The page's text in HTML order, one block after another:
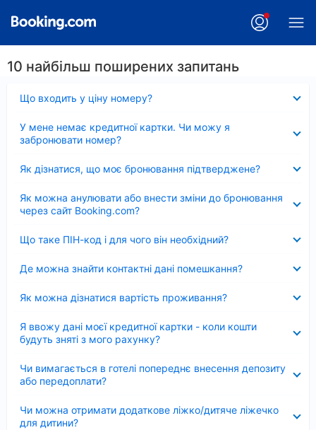
10 найбільш поширених запитань
Що входить у ціну номеру?
У мене немає кредитної картки. Чи можу я
забронювати номер?
Як дізнатися, що моє бронювання підтверджене?
Як можна анулювати або внести зміни до бронювання
через сайт Booking.com?
Що таке ПІН-код і для чого він необхідний?
Де можна знайти контактні дані помешкання?
Як можна дізнатися вартість проживання?
Я ввожу дані моєї кредитної картки - коли кошти
будуть зняті з мого рахунку?
Чи вимагається в готелі попереднє внесення депозиту
або передоплати?
Чи можна отримати додаткове ліжко/дитяче ліжечко
для дитини?